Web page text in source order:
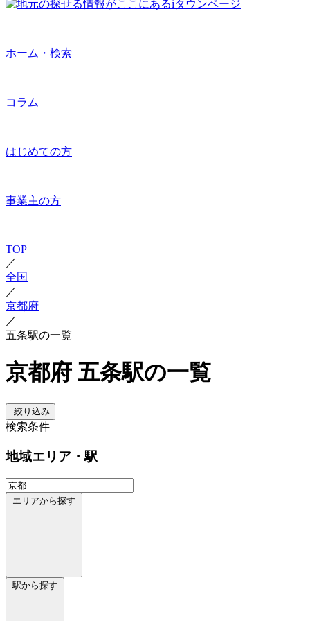
ホーム・検索
コラム
はじめての方
事業主の方
TOP
／
全国
／
京都府
／
五条駅の一覧
京都府 五条駅の一覧
絞り込み
検索条件
地域エリア・駅
エリアから探す
駅から探す